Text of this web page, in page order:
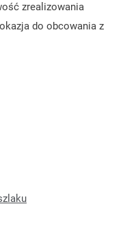
zrealizowania
do obcowania z